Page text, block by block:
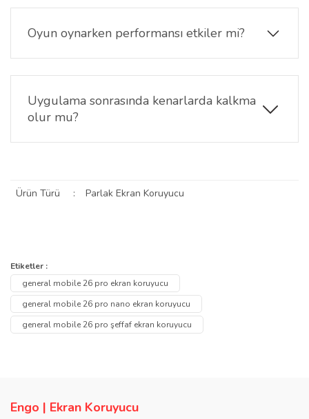
parlaklığı ve renk dengesi korunur. Günlük
kullanımda görüntü kalitesinde belirgin bir değişim
yaşanmaz.
Oyun oynarken performansı etkiler mi?
Hayır. General Mobile 26 Pro 5G ekran koruyucu
dokunmatik hassasiyeti korur ve hızlı tepki
gerektiren oyunlarda akıcı kullanım sağlar.
Uygulama sonrasında kenarlarda kalkma
olur mu?
Doğru şekilde uygulanıp bastırıldığında kenarlarda
uzun süreli kullanım sunar.
Ürün Türü : Parlak Ekran Koruyucu
Yorum Yaz
konularda yetersiz gördüğünüz noktaları öneri formunu kullanarak
tarafımıza iletebilirsiniz.
Görüş ve önerileriniz için teşekkür ederiz.
Ürün resmi kalitesiz, bozuk veya görüntülenemiyor.
Ürün fiyatı diğer sitelerden daha pahalı.
Soru Sor
Etiketler :
general mobile 26 pro ekran koruyucu
general mobile 26 pro nano ekran koruyucu
general mobile 26 pro şeffaf ekran koruyucu
Engo | Ekran Koruyucu